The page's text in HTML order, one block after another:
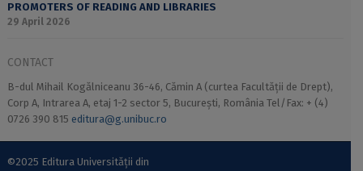
PROMOTERS OF READING AND LIBRARIES
29 April 2026
CONTACT
B-dul Mihail Kogălniceanu 36-46, Cămin A (curtea Facultății de Drept),
Corp A, Intrarea A, etaj 1-2 sector 5, București, România Tel/Fax: + (4)
0726 390 815 editura@g.unibuc.ro
©2025 Editura Universității din